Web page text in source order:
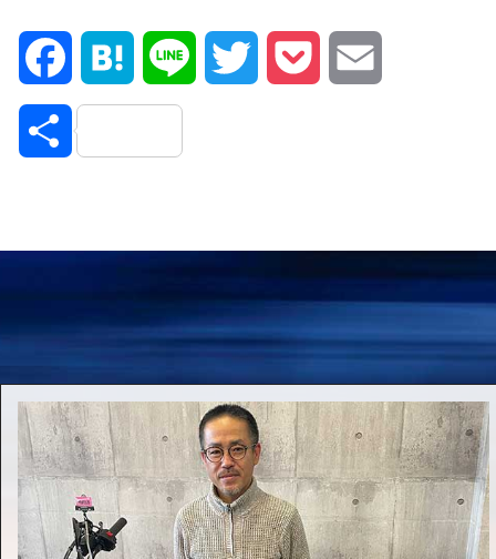
FacebookHatena Line Twitter Pocket
共